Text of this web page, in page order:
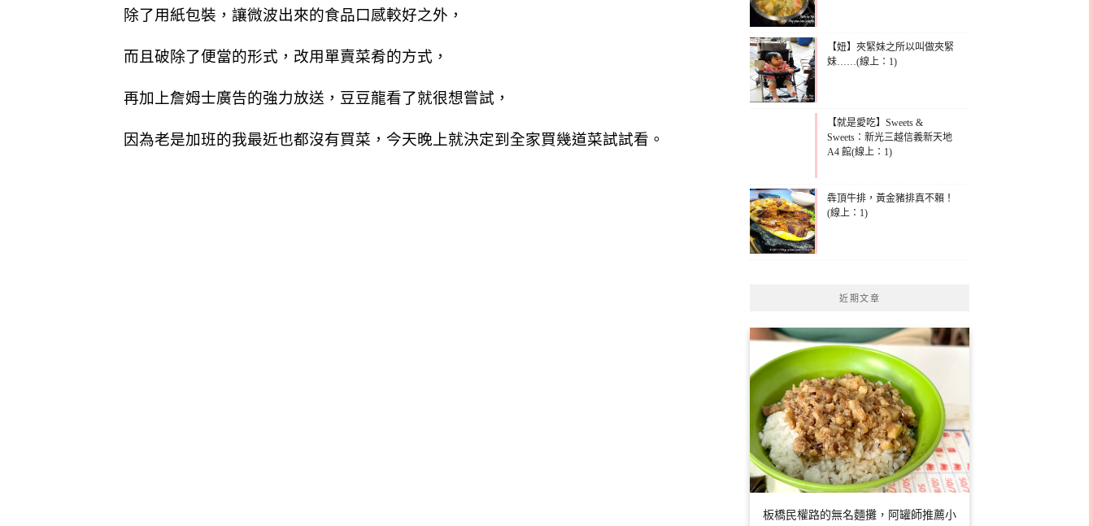
除了用紙包裝，讓微波出來的食品口感較好之外，
而且破除了便當的形式，改用單賣菜肴的方式，
再加上詹姆士廣告的強力放送，豆豆龍看了就很想嘗試，
因為老是加班的我最近也都沒有買菜， 今天晚上就決定到全家買幾道菜試試看。
【妞】夾緊妹之所以叫做夾緊
妹……(線上：1)
【就是愛吃】Sweets &
Sweets：新光三越信義新天地
A4 館(線上：1)
犇頂牛排，黃金豬排真不賴！
(線上：1)
近期文章
板橋民權路的無名麵攤，阿罐師推薦小